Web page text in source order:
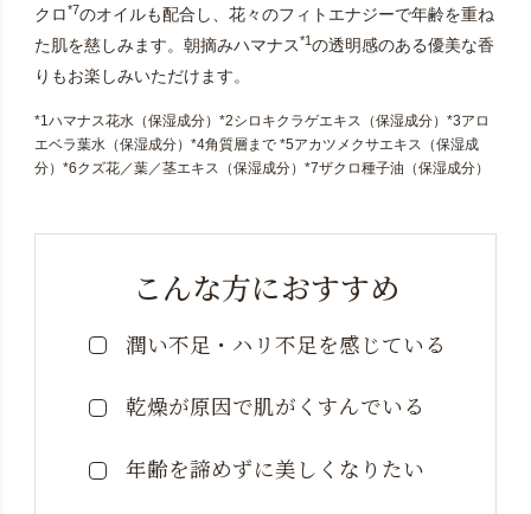
クロ*7のオイルも配合し、花々のフィトエナジーで年齢を重ね
た肌を慈しみます。朝摘みハマナス*1の透明感のある優美な香
りもお楽しみいただけます。
*1ハマナス花水（保湿成分）*2シロキクラゲエキス（保湿成分）*3アロ
エベラ葉水（保湿成分）*4角質層まで *5アカツメクサエキス（保湿成
分）*6クズ花／葉／茎エキス（保湿成分）*7ザクロ種子油（保湿成分）
こんな方におすすめ
潤い不足・ハリ不足を感じている
乾燥が原因で肌がくすんでいる
年齢を諦めずに美しくなりたい